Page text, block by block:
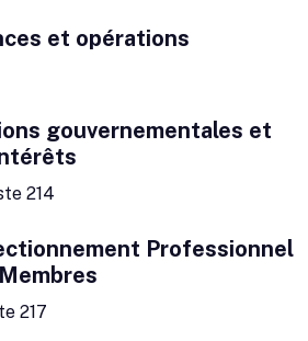
et opérations
gouvernementales et
214
Professionnel
217